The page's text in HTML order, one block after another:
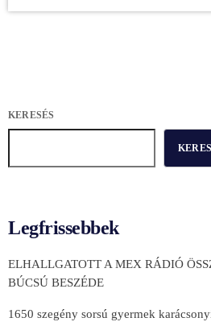
KERESÉS
Legfrissebbek
ELHALLGATOTT A MEX RÁDIÓ
BÚCSÚ BESZÉDE
1650 szegény sorsú gyermek